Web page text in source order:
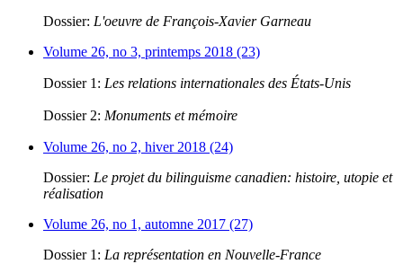
Dossier: L'oeuvre de François-Xavier Garneau
Volume 26, no 3, printemps 2018 (23)
Dossier 1: Les relations internationales des États-Unis
Dossier 2: Monuments et mémoire
Volume 26, no 2, hiver 2018 (24)
Dossier: Le projet du bilinguisme canadien: histoire, utopie et
réalisation
Volume 26, no 1, automne 2017 (27)
Dossier 1: La représentation en Nouvelle-France